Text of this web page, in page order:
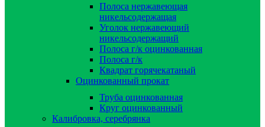
Полоса нержавеющая
никельсодержащая
Уголок нержавеющий
никельсодержащий
Полоса г/к оцинкованная
Полоса г/к
Квадрат горячекатаный
Оцинкованный прокат
Труба оцинкованная
Круг оцинкованный
Калибровка, серебрянка